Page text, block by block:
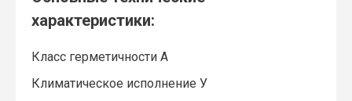
характеристики:
Класс герметичности А
Климатическое исполнение У